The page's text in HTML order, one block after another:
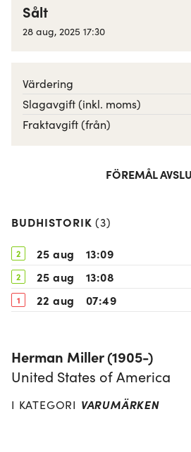
Sålt
28 aug, 2025 17:30
Värdering
Slagavgift (inkl. moms)
Fraktavgift (från)
FÖREMÅL
BUDHISTORIK (3)
2 25 aug 13:09
2 25 aug 13:08
1 22 aug 07:49
Herman Miller (1905-)
United States of America
I KATEGORI VARUMÄRKEN